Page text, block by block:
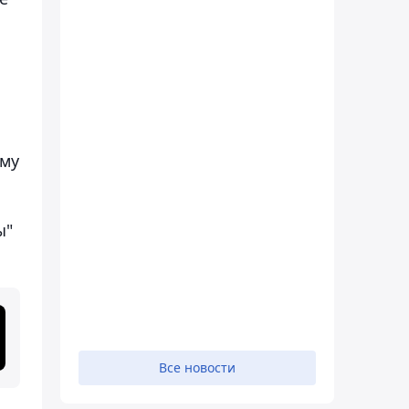
Все новости